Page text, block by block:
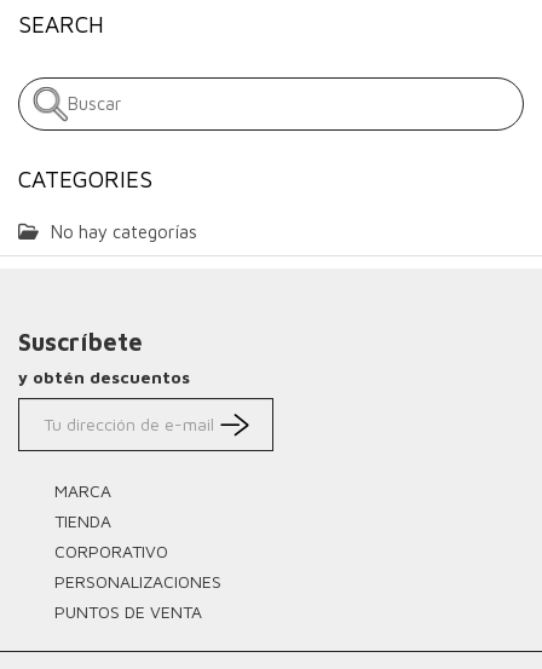
SEARCH
CATEGORIES
No hay categorías
Suscríbete
y obtén descuentos
MARCA
TIENDA
CORPORATIVO
PERSONALIZACIONES
PUNTOS DE VENTA